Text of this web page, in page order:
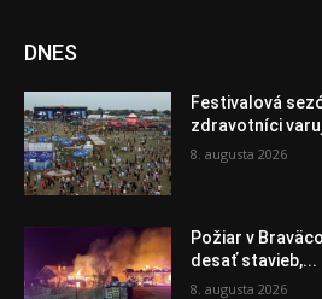
DNES
Festivalová
zdravotníci
8. augusta 2026
Požiar v
desať stavieb,...
8. augusta 2026